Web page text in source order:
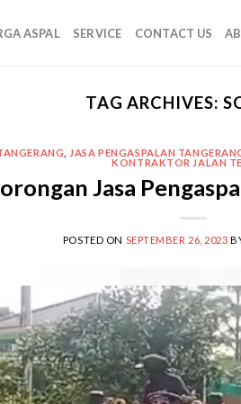
ASPAL SERVICE CONTACT US
TAG ARCHIVES:
JASA PENGASPALAN
KONTRAKTOR JALAN
Jasa
POSTED ON SEPTEMBER 26, 2023